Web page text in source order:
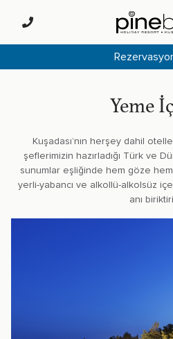
Yeme
Kuşadası’nın herşey dahil
şeflerimizin hazırladığı Türk ve
sunumlar eşliğinde hem göze
yerli-yabancı ve alkollü-alkolsüz
anı